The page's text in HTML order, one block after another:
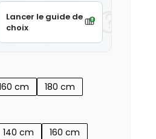
Lancer le guide de
choix
cm
180 cm
140 cm
160 cm